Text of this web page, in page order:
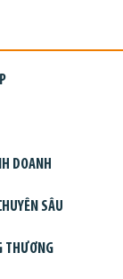
DOANH
SÂU
THƯƠNG